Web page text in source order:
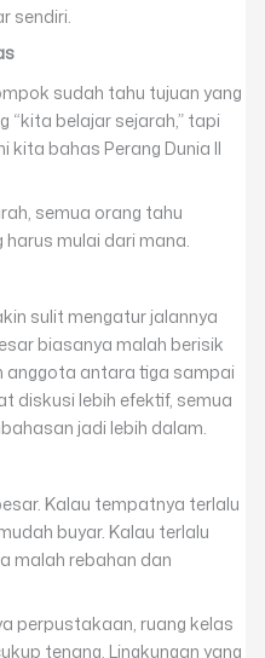
sendiri.
sudah tahu tujuan yang
“kita belajar sejarah,” tapi
kita bahas Perang Dunia II
semua orang tahu
mulai dari mana.
sulit mengatur jalannya
biasanya malah berisik
anggota antara tiga sampai
diskusi lebih efektif, semua
jadi lebih dalam.
Kalau tempatnya terlalu
buyar. Kalau terlalu
malah rebahan dan
perpustakaan, ruang kelas
tenang. Lingkungan yang